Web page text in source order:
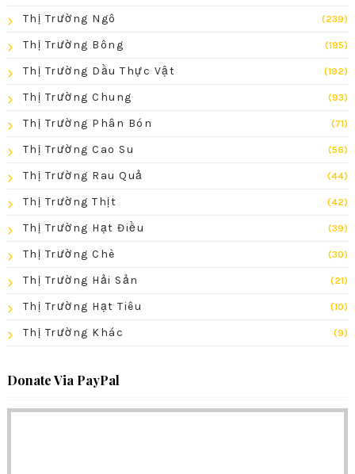
Thị Trường Ngô (239)
Thị Trường Bông (195)
Thị Trường Dầu Thực Vật (192)
Thị Trường Chung (93)
Thị Trường Phân Bón (71)
Thị Trường Cao Su (56)
Thị Trường Rau Quả (44)
Thị Trường Thịt (42)
Thị Trường Hạt Điều (39)
Thị Trường Chè (30)
Thị Trường Hải Sản (21)
Thị Trường Hạt Tiêu (10)
Thị Trường Khác (9)
Donate Via PayPal